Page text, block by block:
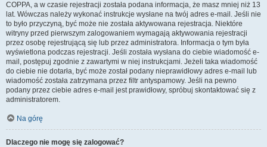
COPPA, a w czasie rejestracji została podana informacja, że masz mniej niż 13
lat. Wówczas należy wykonać instrukcje wysłane na twój adres e-mail. Jeśli nie
to było przyczyną, być może nie została aktywowana rejestracja. Niektóre
witryny przed pierwszym zalogowaniem wymagają aktywowania rejestracji
przez osobę rejestrującą się lub przez administratora. Informacja o tym była
wyświetlona podczas rejestracji. Jeśli została wysłana do ciebie wiadomość e-
mail, postępuj zgodnie z zawartymi w niej instrukcjami. Jeżeli taka wiadomość
do ciebie nie dotarła, być może został podany nieprawidłowy adres e-mail lub
wiadomość została zatrzymana przez filtr antyspamowy. Jeśli na pewno
podany przez ciebie adres e-mail jest prawidłowy, spróbuj skontaktować się z
administratorem.
Na górę
Dlaczego nie mogę się zalogować?